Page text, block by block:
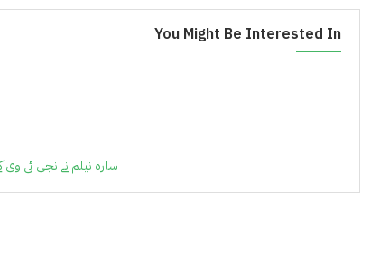
You Might Be Interested In
سارہ نیلم نے نجی ٹی وی